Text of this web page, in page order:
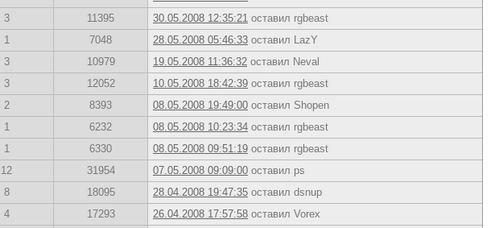
3 11395 30.05.2008 12:35:21 оставил rgbeast
1 7048 28.05.2008 05:46:33 оставил LazY
3 10979 19.05.2008 11:36:32 оставил Neval
3 12052 10.05.2008 18:42:39 оставил rgbeast
2 8393 08.05.2008 19:49:00 оставил Shopen
1 6232 08.05.2008 10:23:34 оставил rgbeast
1 6330 08.05.2008 09:51:19 оставил rgbeast
12 31954 07.05.2008 09:09:00 оставил ps
8 18095 28.04.2008 19:47:35 оставил dsnup
4 17293 26.04.2008 17:57:58 оставил Vorex